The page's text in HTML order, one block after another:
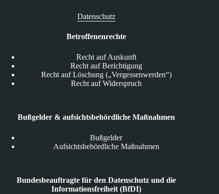
Datenschutz
Betroffenenrechte
Recht auf Auskunft
Recht auf Berichtigung
Recht auf Löschung („Vergessenwerden“)
Recht auf Widerspruch
Bußgelder & aufsichtsbehördliche Maßnahmen
Bußgelder
Aufsichtsbehördliche Maßnahmen
Bundesbeauftragte für den Datenschutz und die
Informationsfreiheit (BfDI)